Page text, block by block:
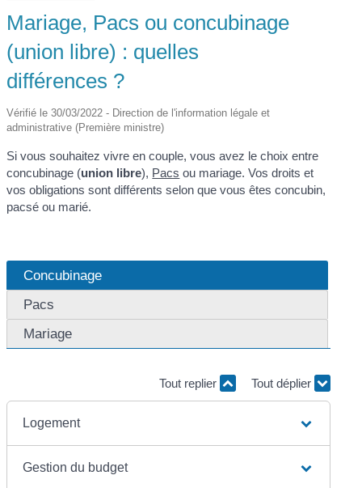
Mariage, Pacs ou concubinage
(union libre) : quelles
différences ?
Vérifié le 30/03/2022 - Direction de l'information légale et
administrative (Première ministre)
Si vous souhaitez vivre en couple, vous avez le choix entre
concubinage (union libre), Pacs ou mariage. Vos droits et
vos obligations sont différents selon que vous êtes concubin,
pacsé ou marié.
Concubinage
Pacs
Mariage
Tout replier Tout déplier
Logement
Gestion du budget